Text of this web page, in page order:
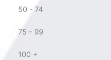
50 - 74
75 - 99
100 +